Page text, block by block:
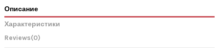
Описание
Характеристики
Reviews(0)